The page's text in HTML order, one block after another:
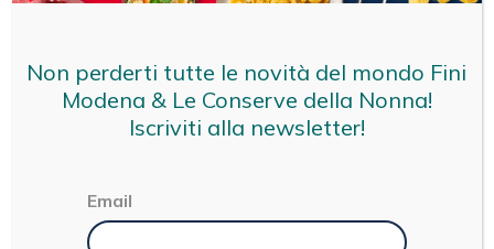
INTERVISTA
Categorie
Non perderti tutte le novità del mondo Fini
Modena & Le Conserve della Nonna!
Iscriviti alla newsletter!
Email